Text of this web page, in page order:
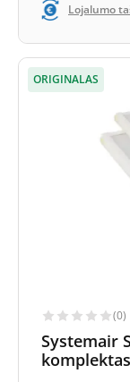
Lojalumo
ORIGINALAS
(0)
Systemair